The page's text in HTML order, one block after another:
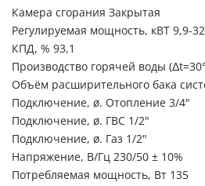
Камера сгорания Закрытая
Регулируемая мощность, кВТ 9,9-32
КПД, % 93,1
Производство горячей воды
Объём расширительного бака
Подключение, ø. Отопление 3/4"
Подключение, ø. ГВС 1/2"
Подключение, ø. Газ 1/2"
Напряжение, В/Гц 230/50 ± 10%
Потребляемая мощность, Вт 135